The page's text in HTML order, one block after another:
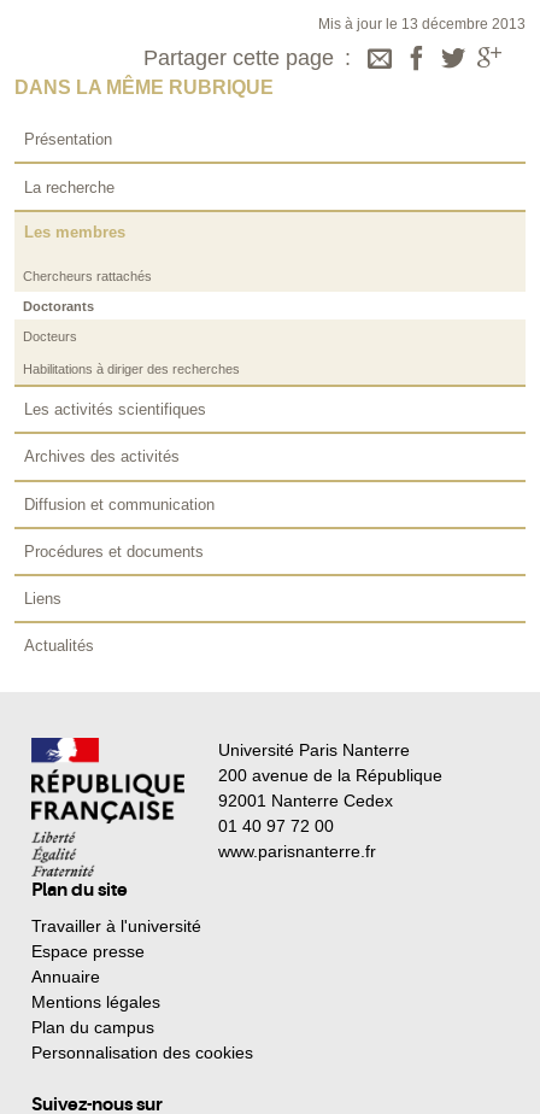
Mis à jour le 13 décembre 2013
Partager cette page
DANS LA MÊME RUBRIQUE
Présentation
La recherche
Les membres
Chercheurs rattachés
Doctorants
Docteurs
Habilitations à diriger des recherches
Les activités scientifiques
Archives des activités
Diffusion et communication
Procédures et documents
Liens
Actualités
Université Paris Nanterre
200 avenue de la République
92001 Nanterre Cedex
01 40 97 72 00
www.parisnanterre.fr
Plan du site
Travailler à l'université
Espace presse
Annuaire
Mentions légales
Plan du campus
Personnalisation des cookies
Suivez-nous sur